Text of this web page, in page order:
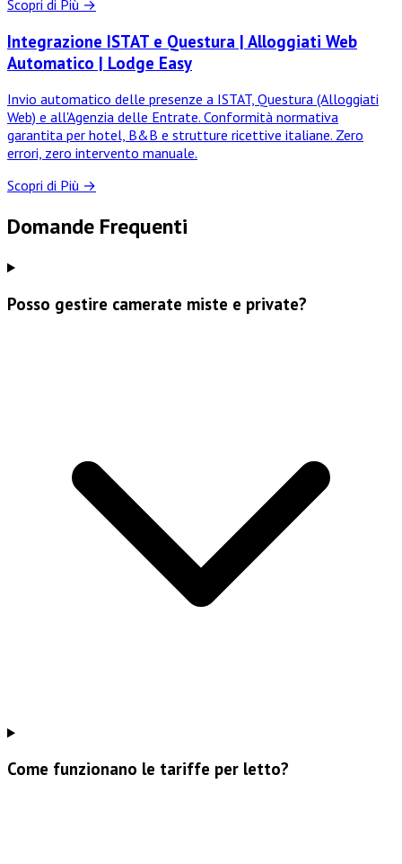
Scopri di Più →
Integrazione ISTAT e Questura | Alloggiati Web
Automatico | Lodge Easy
Invio automatico delle presenze a ISTAT, Questura (Alloggiati
Web) e all'Agenzia delle Entrate. Conformità normativa
garantita per hotel, B&B e strutture ricettive italiane. Zero
errori, zero intervento manuale.
Scopri di Più →
Domande Frequenti
Posso gestire camerate miste e private?
Come funzionano le tariffe per letto?